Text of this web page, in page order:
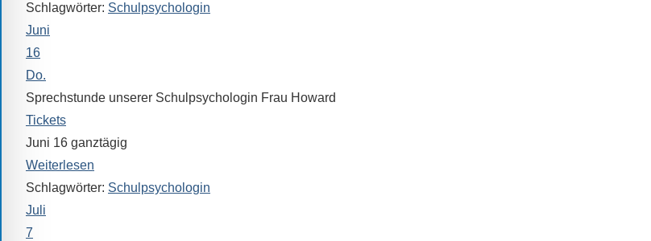
Schlagwörter: Schulpsychologin
Juni
16
Do.
Sprechstunde unserer Schulpsychologin Frau Howard
Tickets
Juni 16 ganztägig
Weiterlesen
Schlagwörter: Schulpsychologin
Juli
7